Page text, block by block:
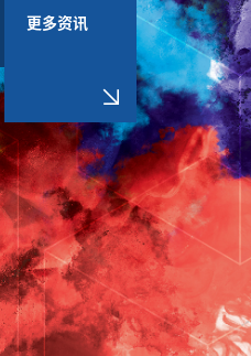
更多资讯